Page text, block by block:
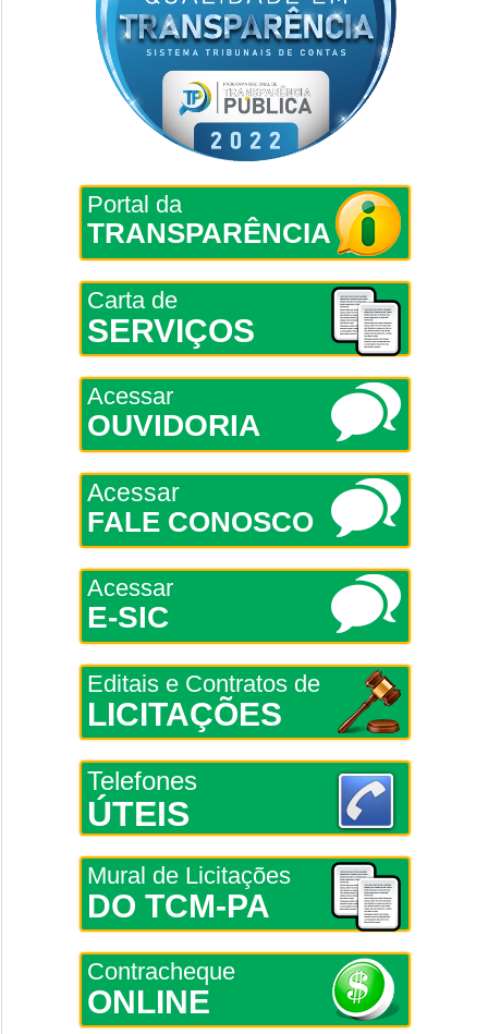
Portal da
TRANSPARÊNCIA
Carta de
SERVIÇOS
Acessar
OUVIDORIA
Acessar
FALE CONOSCO
Acessar
E-SIC
Editais e Contratos de
LICITAÇÕES
Telefones
ÚTEIS
Mural de Licitações
DO TCM-PA
Contracheque
ONLINE